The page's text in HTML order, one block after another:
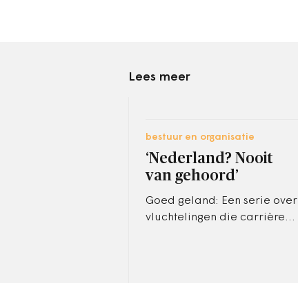
Lees meer
bestuur en organisatie
‘Nederland? Nooit
van gehoord’
Goed geland: Een serie over
vluchtelingen die carrière